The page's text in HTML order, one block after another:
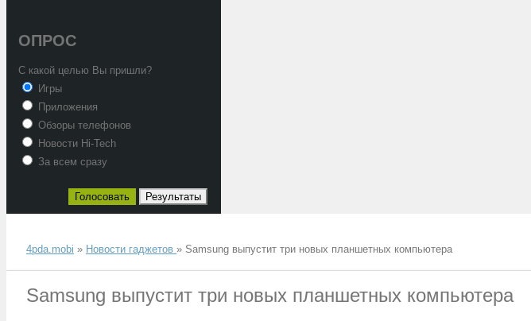
ОПРОС
С какой целью Вы пришли?
Игры
Приложения
Обзоры телефонов
Новости Hi-Tech
За всем сразу
Голосовать Результаты
4pda.mobi » Новости гаджетов » Samsung выпустит три новых планшетных компьютера
Samsung выпустит три новых планшетных компьютера